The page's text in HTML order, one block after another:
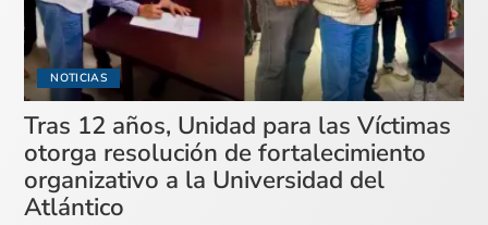
NOTICIAS
Tras 12 años, Unidad para las Víctimas
otorga resolución de fortalecimiento
organizativo a la Universidad del
Atlántico